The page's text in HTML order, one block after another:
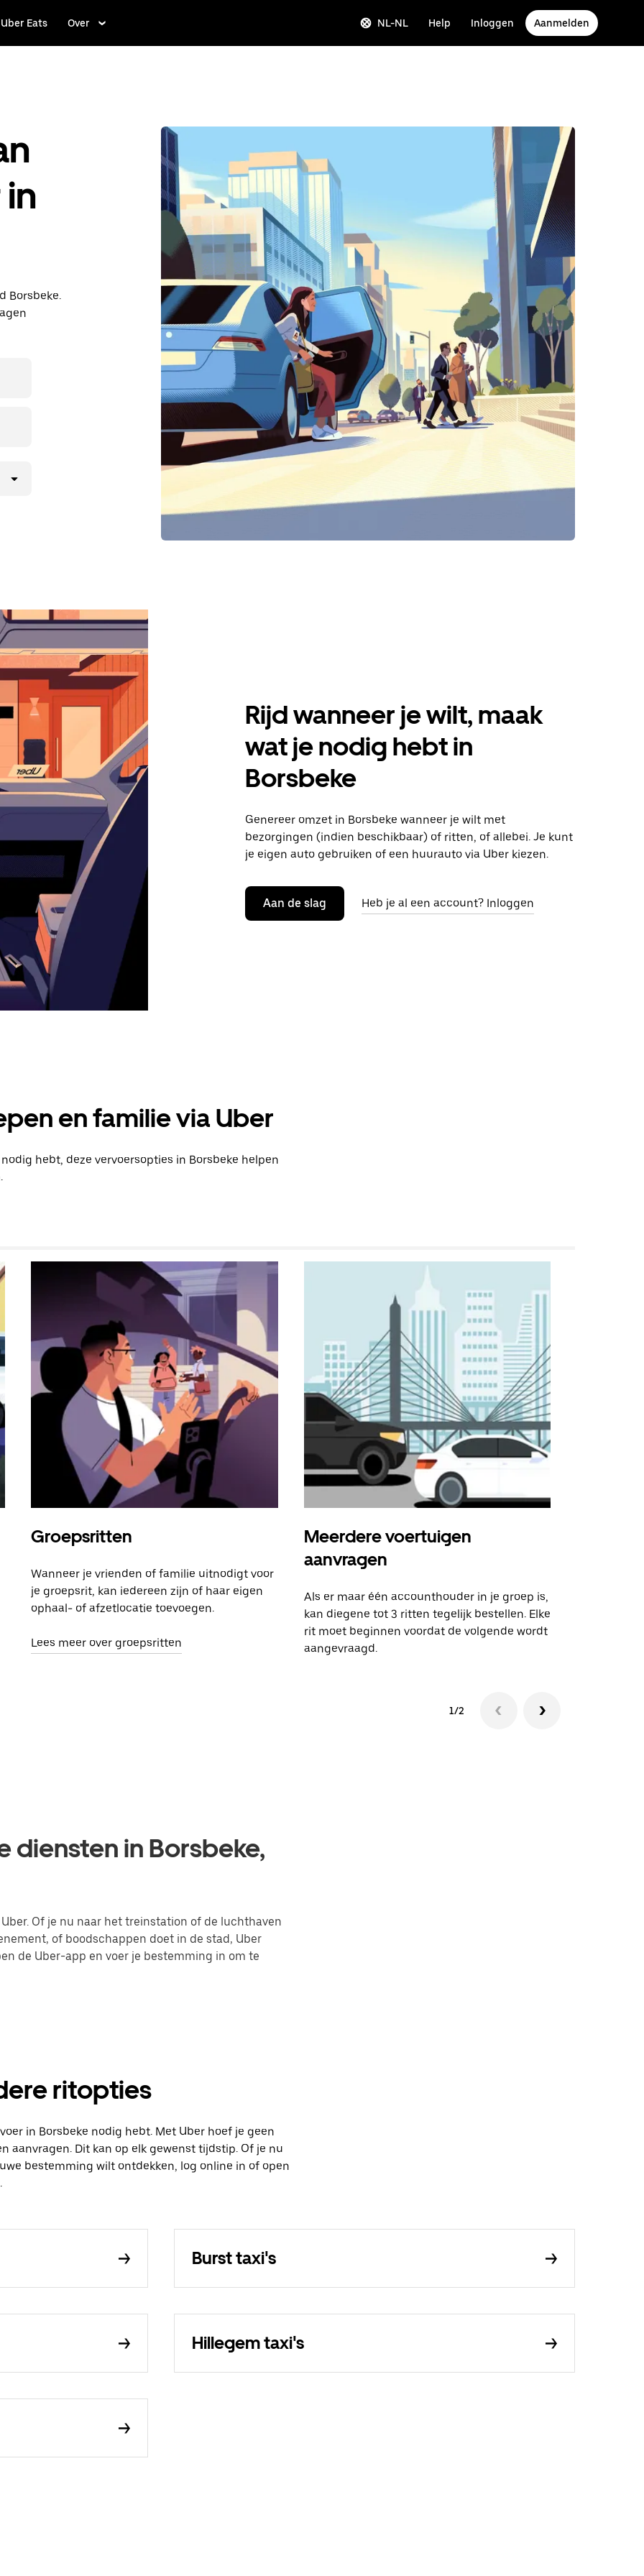
Uber Eats Over NL-NL Help Inloggen Aanmelden
Borsbeke.
Rijd wanneer je wilt, maak
wat je nodig hebt in
Borsbeke
Genereer omzet in Borsbeke wanneer je wilt met
bezorgingen (indien beschikbaar) of ritten, of allebei. Je kunt
je eigen auto gebruiken of een huurauto via Uber kiezen.
Aan de slag Heb je al een account? Inloggen
en familie via Uber
hebt, deze vervoersopties in Borsbeke helpen
Groepsritten
Wanneer je vrienden of familie uitnodigt voor
je groepsrit, kan iedereen zijn of haar eigen
ophaal- of afzetlocatie toevoegen.
Lees meer over groepsritten
Meerdere voertuigen
aanvragen
Als er maar één accounthouder in je groep is,
kan diegene tot 3 ritten tegelijk bestellen. Elke
rit moet beginnen voordat de volgende wordt
aangevraagd.
1/2
diensten in Borsbeke,
Of je nu naar het treinstation of de luchthaven
of boodschappen doet in de stad, Uber
de Uber-app en voer je bestemming in om te
ritopties
in Borsbeke nodig hebt. Met Uber hoef je geen
aanvragen. Dit kan op elk gewenst tijdstip. Of je nu
bestemming wilt ontdekken, log online in of open
Burst taxi's
Hillegem taxi's